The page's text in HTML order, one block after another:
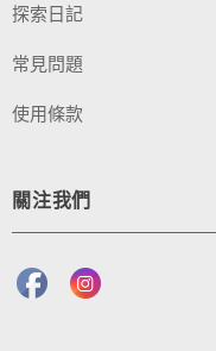
探索日記
常見問題
使用條款
關注我們